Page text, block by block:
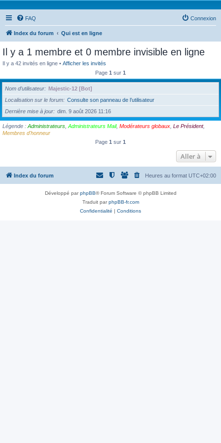
FAQ Connexion
Index du forum Qui est en ligne
Il y a 1 membre et 0 membre invisible en ligne
Il y a 42 invités en ligne • Afficher les invités
Page 1 sur 1
Nom d’utilisateur
Majestic-12 [Bot]
Localisation sur le forum
Consulte son panneau de l’utilisateur
Dernière mise à jour
dim. 9 août 2026 11:16
Légende : Administrateurs Administrateurs Mail, Modérateurs globaux Le Président,
Membres d'honneur
Page 1 sur 1
Aller à
Index du forum Heures au format UTC+02:00
Développé parphpBB® Forum Software © phpBB Limited
Traduit parphpBB-fr.com
Confidentialité | Conditions